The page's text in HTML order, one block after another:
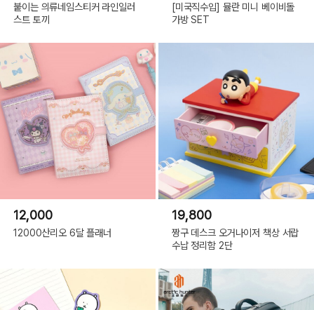
붙이는 의류네임스티커 라인일러
스트 토끼
[미국직수입] 뮬란 미니 베이비돌
가방 SET
12,000
12000산리오 6달 플래너
19,800
짱구 데스크 오거나이저 책상 서랍
수납 정리함 2단